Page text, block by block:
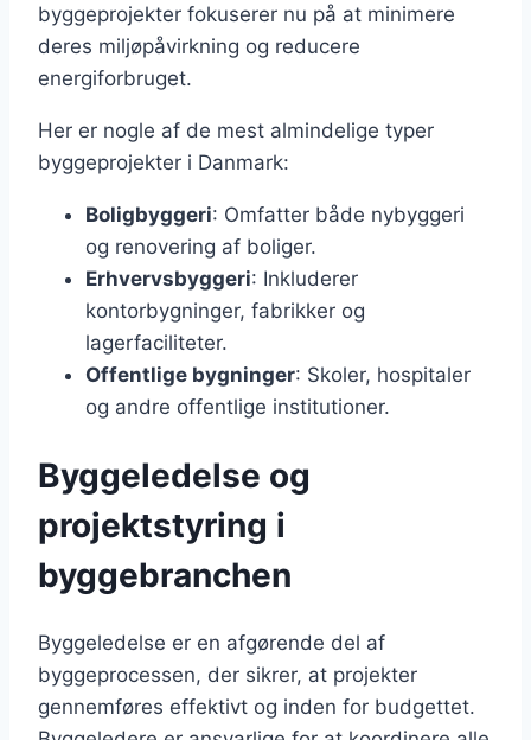
byggeprojekter fokuserer nu på at minimere
deres miljøpåvirkning og reducere
energiforbruget.
Her er nogle af de mest almindelige typer
byggeprojekter i Danmark:
Boligbyggeri: Omfatter både nybyggeri
og renovering af boliger.
Erhvervsbyggeri: Inkluderer
kontorbygninger, fabrikker og
lagerfaciliteter.
Offentlige bygninger: Skoler, hospitaler
og andre offentlige institutioner.
Byggeledelse og
projektstyring i
byggebranchen
Byggeledelse er en afgørende del af
byggeprocessen, der sikrer, at projekter
gennemføres effektivt og inden for budgettet.